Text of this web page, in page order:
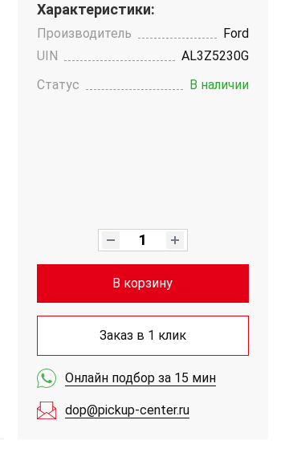
Характеристики:
Производитель
Ford
UIN
AL3Z5230G
Статус
В наличии
В корзину
Заказ в 1 клик
Онлайн подбор за 15 мин
dop@pickup-center.ru